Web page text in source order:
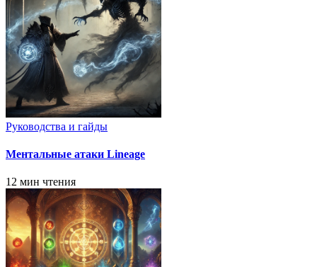
Руководства и гайды
Ментальные атаки Lineage
12 мин чтения